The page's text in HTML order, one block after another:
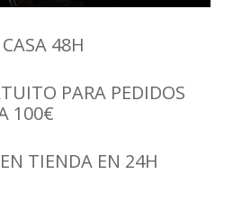
48H
PARA PEDIDOS
100€
TIENDA EN 24H